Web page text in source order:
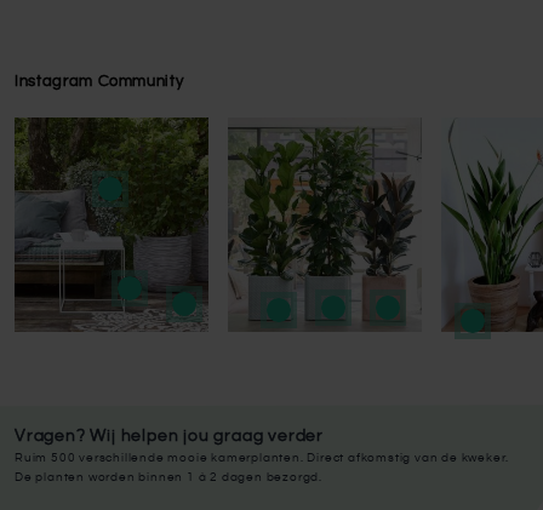
Instagram Community
Press to skip carousel
Press to skip carousel
Vragen? Wij helpen jou graag verder
Ruim 500 verschillende mooie kamerplanten. Direct afkomstig van de kweker.
De planten worden binnen 1 à 2 dagen bezorgd.